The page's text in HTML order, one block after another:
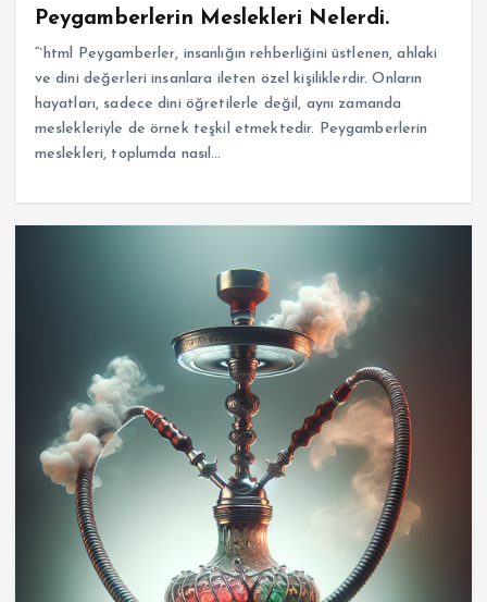
Peygamberlerin Meslekleri Nelerdi.
“`html Peygamberler, insanlığın rehberliğini üstlenen, ahlaki
ve dini değerleri insanlara ileten özel kişiliklerdir. Onların
hayatları, sadece dini öğretilerle değil, aynı zamanda
meslekleriyle de örnek teşkil etmektedir. Peygamberlerin
meslekleri, toplumda nasıl…